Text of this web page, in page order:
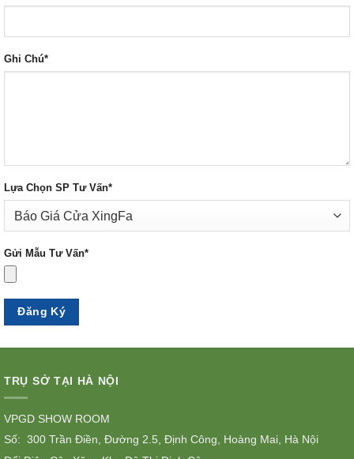
Ghi Chú*
Lựa Chọn SP Tư Vấn*
Gửi Mẫu Tư Vấn*
TRỤ SỞ TẠI HÀ NỘI
VPGD SHOW ROOM
Số: 300 Trần Điền, Đường 2.5, Định Công, Hoàng Mai, Hà Nội